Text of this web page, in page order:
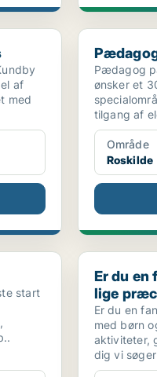
af
med
Pædagog
Pædagog
ønsker et
tilgang af
Område
Roskilde
start
Er du en
Er du en
lige
Er du en
med børn
aktiviteter,
dig vi